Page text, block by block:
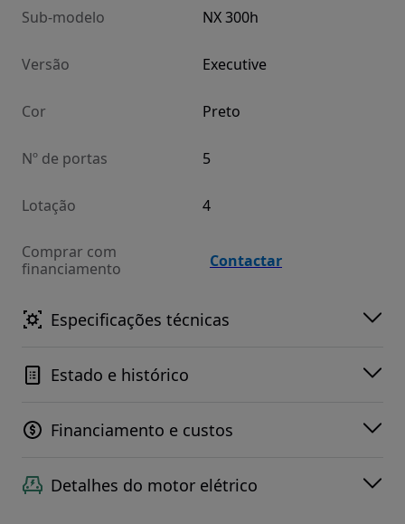
Sub-modelo NX 300h
Versão Executive
Cor Preto
Nº de portas 5
Lotação 4
Comprar com
financiamento
Contactar
Especificações técnicas
Estado e histórico
Financiamento e custos
Detalhes do motor elétrico